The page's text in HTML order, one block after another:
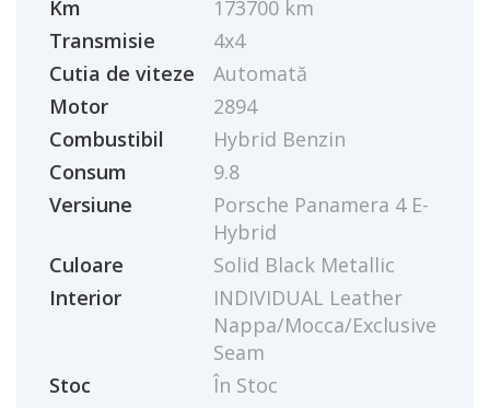
Km
173700 km
Transmisie
4x4
Cutia de viteze
Automată
Motor
2894
Combustibil
Hybrid Benzin
Consum
9.8
Versiune
Porsche Panamera 4 E-
Hybrid
Culoare
Solid Black Metallic
Interior
INDIVIDUAL Leather
Nappa/Mocca/Exclusive
Seam
Stoc
În Stoc